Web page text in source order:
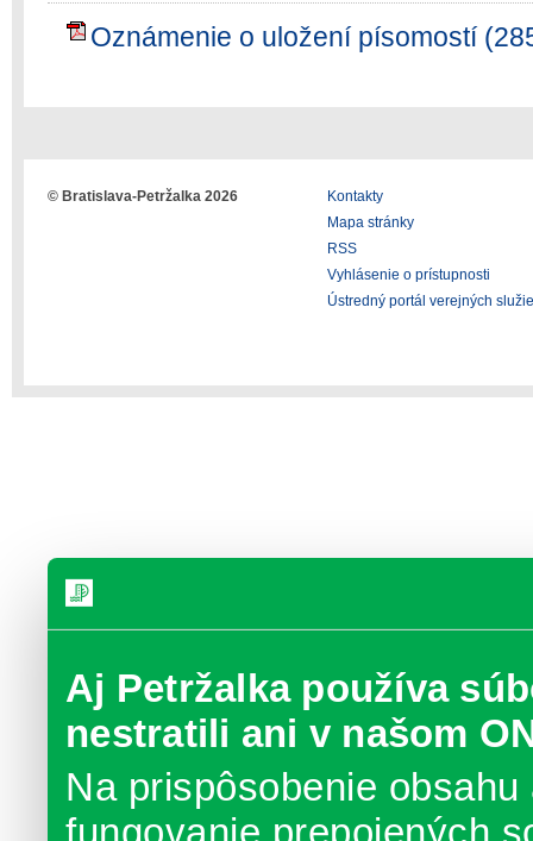
Aj Petržalka používa
nestratili ani v našom
Na prispôsobenie
Oznámenie o uložení písomostí
© Bratislava-Petržalka 2026
Kontakty
Mapa stránky
RSS
Vyhlásenie o prístupnosti
Ústredný portál verejných